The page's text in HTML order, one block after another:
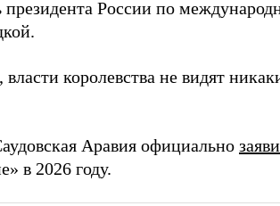
президента России по
королевства не видят
Аравия официально
в 2026 году.